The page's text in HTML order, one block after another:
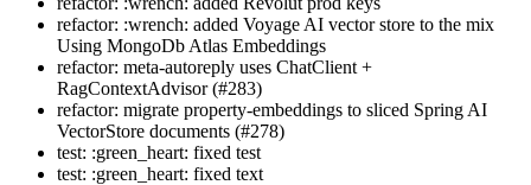
refactor: :wrench: added Voyage AI vector store to the mix
Using MongoDb Atlas Embeddings
refactor: meta-autoreply uses ChatClient +
RagContextAdvisor (#283)
refactor: migrate property-embeddings to sliced Spring AI
VectorStore documents (#278)
test: :green_heart: fixed test
test: :green_heart: fixed text